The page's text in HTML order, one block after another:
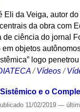
Eli da Veiga, autor
da obra com
de ciência do jornal
objetos
logo
/Vídeos /
e o
11/02/2019—